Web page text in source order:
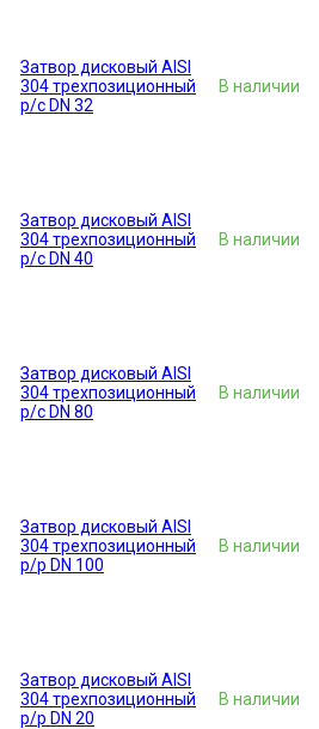
Затвор дисковый AISI
304 трехпозиционный
р/c DN 32
В наличии
Затвор дисковый AISI
304 трехпозиционный
р/c DN 40
В наличии
Затвор дисковый AISI
304 трехпозиционный
р/c DN 80
В наличии
Затвор дисковый AISI
304 трехпозиционный
р/р DN 100
В наличии
Затвор дисковый AISI
304 трехпозиционный
р/р DN 20
В наличии